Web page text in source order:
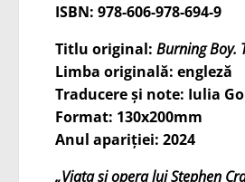
ISBN: 978-606-978-694-9
Titlu original: Burning Boy.
Limba originală: engleză
Traducere și note: Iulia
Format: 130x200mm
Anul apariției: 2024
„Viața și opera lui Stephen